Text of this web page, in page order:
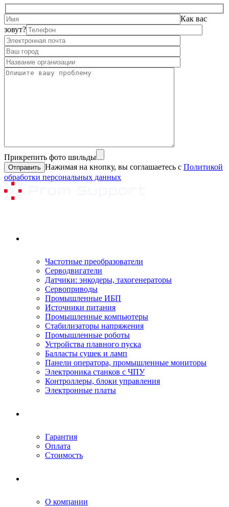
Как вас
зовут?
Прикрепить фото шильды
Нажимая на кнопку, вы соглашаетесь с Политикой
обработки персональных данных
Частотные преобразователи
Серводвигатели
Датчики: энкодеры, тахогенераторы
Сервоприводы
Промышленные ИБП
Источники питания
Промышленные компьютеры
Стабилизаторы напряжения
Промышленные роботы
Устройства плавного пуска
Балласты сушек и ламп
Панели оператора, промышленные мониторы
Электроника станков с ЧПУ
Контроллеры, блоки управления
Электронные платы
Гарантия
Оплата
Стоимость
О компании